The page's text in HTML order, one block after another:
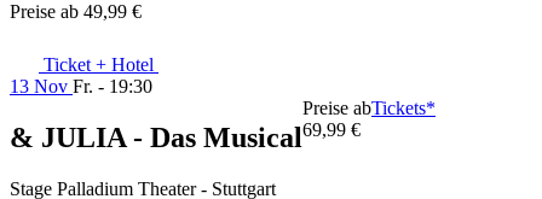
Preise ab 49,99 €
Ticket + Hotel
13 Nov Fr. - 19:30
& JULIA - Das Musical
Stage Palladium Theater - Stuttgart
Preise ab
69,99 €
Tickets*